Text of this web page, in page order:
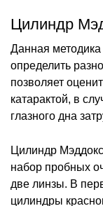
Цилиндр
Данная методика
определить
позволяет
катарактой, в
глазного дна
Цилиндр
набор пробных
две линзы. В
цилиндры